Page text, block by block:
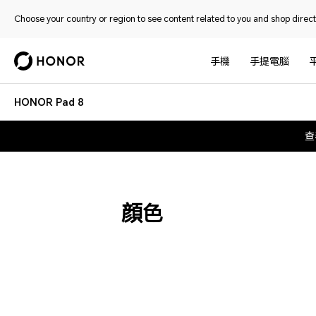
Choose your country or region to see content related to you and shop
手機 手提電腦
HONOR Pad 8
顔色